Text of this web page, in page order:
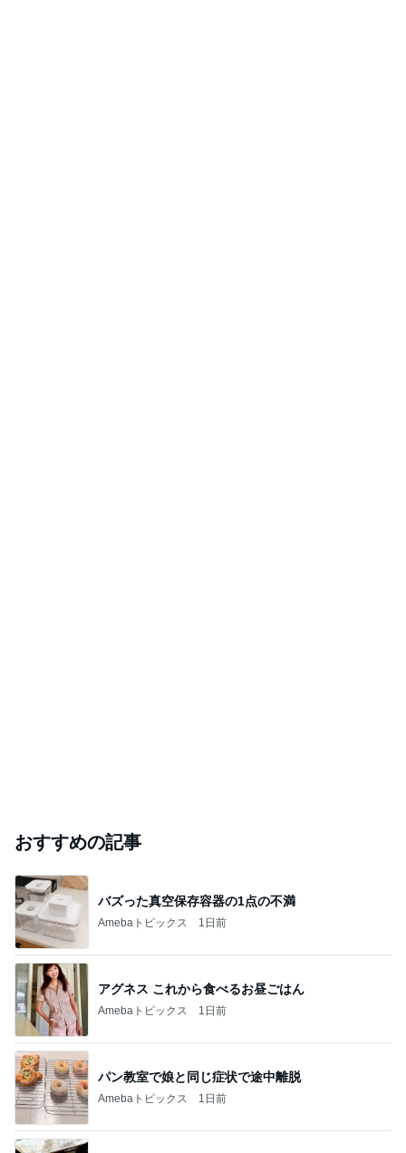
おすすめの記事
バズった真空保存容器の1点の不満
Amebaトピックス 1日前
アグネス これから食べるお昼ごはん
Amebaトピックス 1日前
パン教室で娘と同じ症状で途中離脱
Amebaトピックス 1日前